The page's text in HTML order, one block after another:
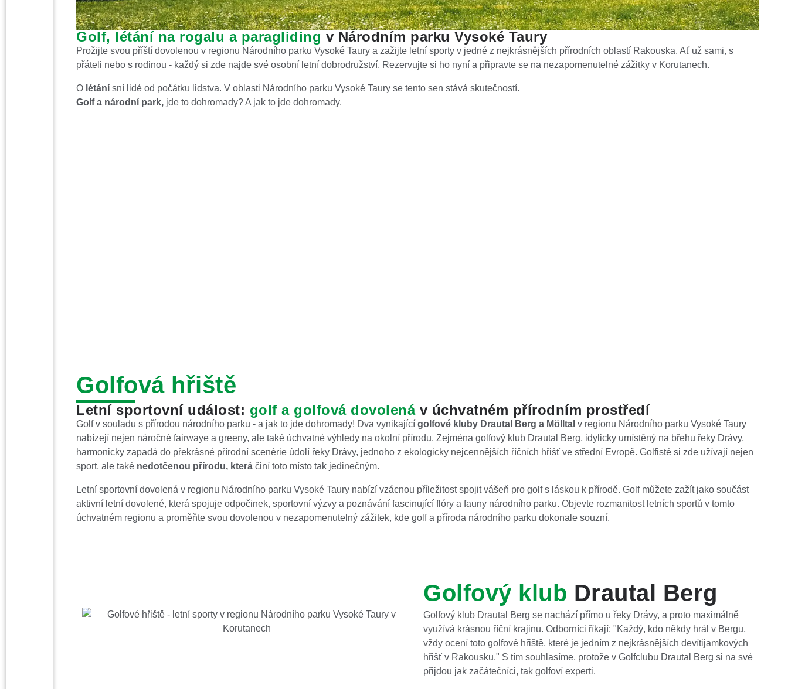
Golf, létání na rogalu a paragliding v Národním parku Vysoké Taury
Prožijte svou příští dovolenou v regionu Národního parku Vysoké Taury a zažijte letní sporty v jedné z nejkrásnějších přírodních oblastí Rakouska. Ať už sami, s
přáteli nebo s rodinou - každý si zde najde své osobní letní dobrodružství. Rezervujte si ho nyní a připravte se na nezapomenutelné zážitky v Korutanech.
O létání sní lidé od počátku lidstva. V oblasti Národního parku Vysoké Taury se tento sen stává skutečností.
Golf a národní park, jde to dohromady? A jak to jde dohromady.
Golfová hřiště
Letní sportovní událost: golf a golfová dovolenáv úchvatném přírodním prostředí
Golf v souladu s přírodou národního parku - a jak to jde dohromady! Dva vynikající golfové kluby Drautal Berg a Mölltal v regionu Národního parku Vysoké Taury
nabízejí nejen náročné fairwaye a greeny, ale také úchvatné výhledy na okolní přírodu. Zejména golfový klub Drautal Berg, idylicky umístěný na břehu řeky Drávy,
harmonicky zapadá do překrásné přírodní scenérie údolí řeky Drávy, jednoho z ekologicky nejcennějších říčních hřišť ve střední Evropě. Golfisté si zde užívají nejen
sport, ale také nedotčenou přírodu, která činí toto místo tak jedinečným.
Letní sportovní dovolená v regionu Národního parku Vysoké Taury nabízí vzácnou příležitost spojit vášeň pro golf s láskou k přírodě. Golf můžete zažít jako součást
aktivní letní dovolené, která spojuje odpočinek, sportovní výzvy a poznávání fascinující flóry a fauny národního parku. Objevte rozmanitost letních sportů v tomto
úchvatném regionu a proměňte svou dovolenou v nezapomenutelný zážitek, kde golf a příroda národního parku dokonale souzní.
Golfový klub Drautal Berg
Golfový klub Drautal Berg se nachází přímo u řeky Drávy, a proto maximálně
využívá krásnou říční krajinu. Odborníci říkají: "Každý, kdo někdy hrál v Bergu,
vždy ocení toto golfové hřiště, které je jedním z nejkrásnějších devítijamkových
hřišť v Rakousku." S tím souhlasíme, protože v Golfclubu Drautal Berg si na své
přijdou jak začátečníci, tak golfoví experti.